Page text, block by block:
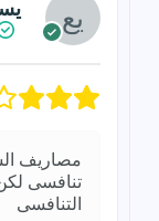
مصاريف
تنافسى
التنافسى